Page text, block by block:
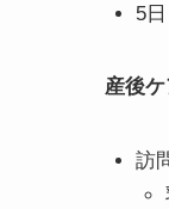
5日
産後
訪